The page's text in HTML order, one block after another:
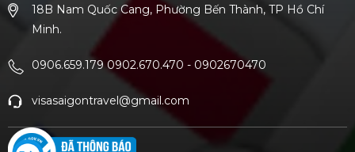
18B Nam Quốc Cang, Phường Bến Thành, TP Hồ Chí
Minh.
0906.659.179 0902.670.470 - 0902670470
visasaigontravel@gmail.com